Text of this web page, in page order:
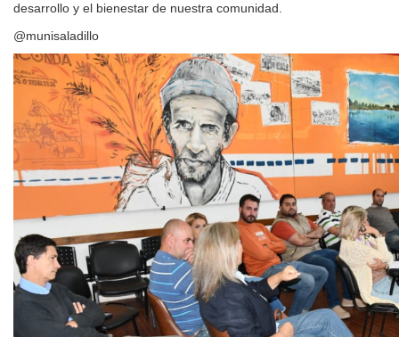
desarrollo y el bienestar de nuestra comunidad.
@munisaladillo